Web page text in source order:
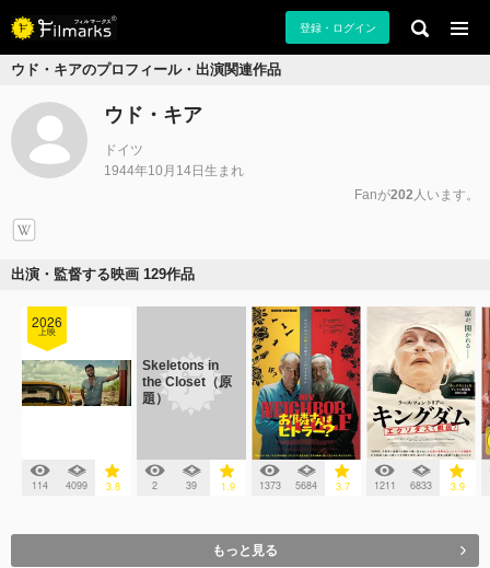
登録・ログイン
ウド・キアのプロフィール・出演関連作品
ウド・キア
ドイツ
1944年10月14日生まれ
Fanが202 人います。
出演・監督する映画 129作品
2026
上映
114 4099 3.8
Skeletons in
the Closet（原
題）
2 39 1.9 1373 5684 3.7 1211 6833 3.9
もっと見る